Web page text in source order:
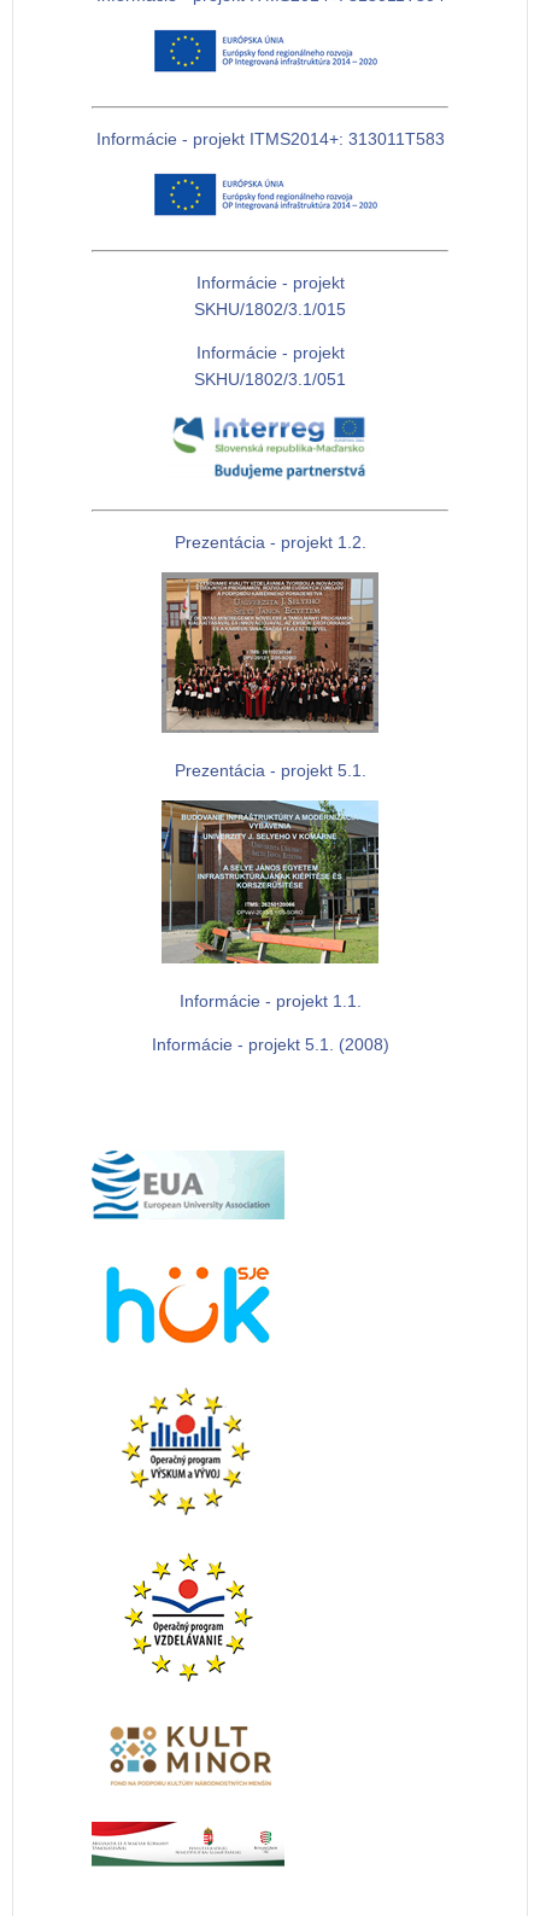
Informácie - projekt ITMS2014+: 313011T583
Informácie - projekt
SKHU/1802/3.1/015
Informácie - projekt
SKHU/1802/3.1/051
Prezentácia - projekt 1.2.
Prezentácia - projekt 5.1.
Informácie - projekt 1.1.
Informácie - projekt 5.1. (2008)